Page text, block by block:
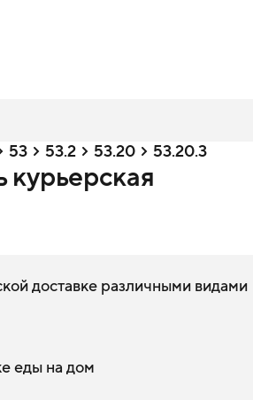
53 53.2 53.20 53.20.3
курьерская
доставке различными видами
еды на дом